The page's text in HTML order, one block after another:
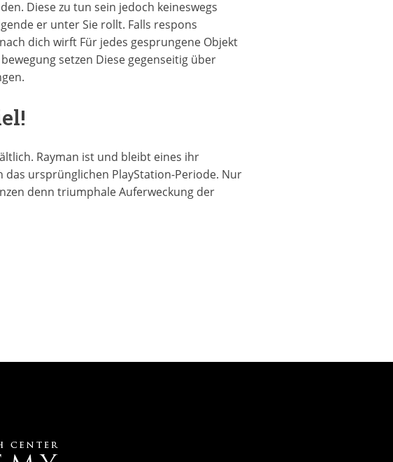
Diese zu tun sein jedoch keineswegs
er unter Sie rollt. Falls respons
dich wirft Für jedes gesprungene Objekt
setzen Diese gegenseitig über
Rayman ist und bleibt eines ihr
ursprünglichen PlayStation-Periode. Nur
denn triumphale Auferweckung der